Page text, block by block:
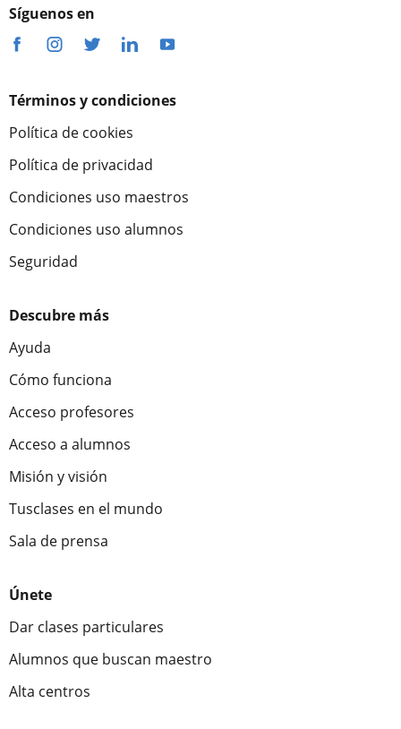
Síguenos en
Términos y condiciones
Política de cookies
Política de privacidad
Condiciones uso maestros
Condiciones uso alumnos
Seguridad
Descubre más
Ayuda
Cómo funciona
Acceso profesores
Acceso a alumnos
Misión y visión
Tusclases en el mundo
Sala de prensa
Únete
Dar clases particulares
Alumnos que buscan maestro
Alta centros